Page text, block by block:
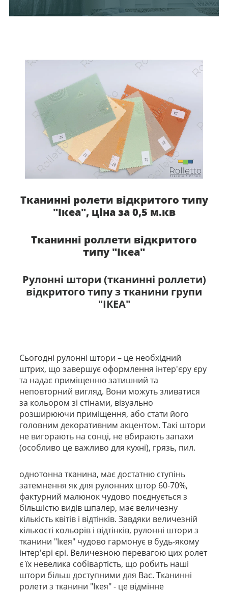
Тканинні ролети відкритого типу
"Ікеа", ціна за 0,5 м.кв
Тканинні роллети відкритого
типу "Ікеа"
Рулонні штори (тканинні роллети)
відкритого типу з тканини групи
"ІКЕА"
Сьогодні рулонні штори – це необхідний
штрих, що завершує оформлення інтер'єру єру
та надає приміщенню затишний та
неповторний вигляд. Вони можуть зливатися
за кольором зі стінами, візуально
розширюючи приміщення, або стати його
головним декоративним акцентом. Такі штори
не вигорають на сонці, не вбирають запахи
(особливо це важливо для кухні), грязь, пил.
однотонна тканина, має достатню ступінь
затемнення як для рулонних штор 60-70%,
фактурний малюнок чудово поєднується з
більшістю видів шпалер, має величезну
кількість квітів і відтінків. Завдяки величезній
кількості кольорів і відтінків, рулонні штори з
тканини "Ікея" чудово гармонує в будь-якому
інтер'єрі єрі. Величезною перевагою цих ролет
є їх невелика собівартість, що робить наші
штори більш доступними для Вас. Тканинні
ролети з тканини "Ікея" - це відмінне